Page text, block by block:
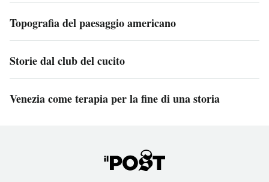
Topografia del paesaggio americano
Storie dal club del cucito
Venezia come terapia per la fine di una storia